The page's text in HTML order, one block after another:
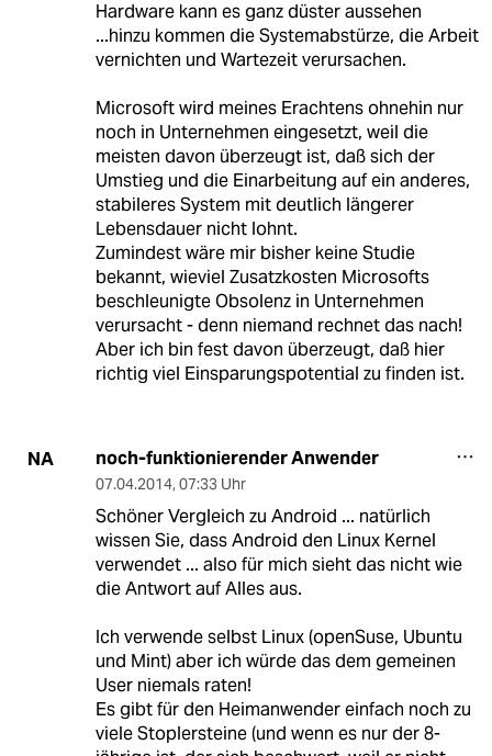
Hardware kann es ganz düster aussehen
...hinzu kommen die Systemabstürze, die Arbeit
vernichten und Wartezeit verursachen.
Microsoft wird meines Erachtens ohnehin nur
noch in Unternehmen eingesetzt, weil die
meisten davon überzeugt ist, daß sich der
Umstieg und die Einarbeitung auf ein anderes,
stabileres System mit deutlich längerer
Lebensdauer nicht lohnt.
Zumindest wäre mir bisher keine Studie
bekannt, wieviel Zusatzkosten Microsofts
beschleunigte Obsolenz in Unternehmen
verursacht - denn niemand rechnet das nach!
Aber ich bin fest davon überzeugt, daß hier
richtig viel Einsparungspotential zu finden ist.
NA noch-funktionierender Anwender
07.04.2014, 07:33 Uhr
Schöner Vergleich zu Android ... natürlich
wissen Sie, dass Android den Linux Kernel
verwendet ... also für mich sieht das nicht wie
die Antwort auf Alles aus.
Ich verwende selbst Linux (openSuse, Ubuntu
und Mint) aber ich würde das dem gemeinen
User niemals raten!
Es gibt für den Heimanwender einfach noch zu
viele Stoplersteine (und wenn es nur der 8-